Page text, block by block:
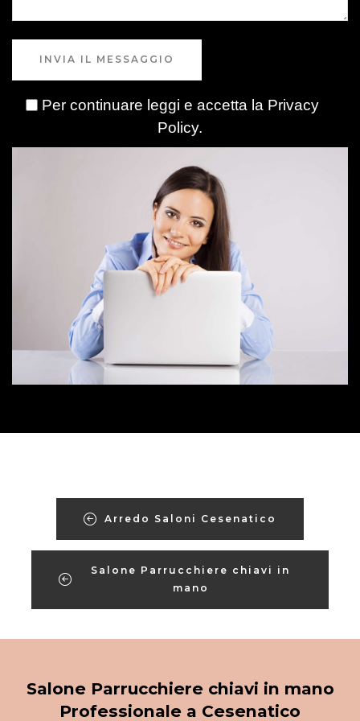
INVIA IL MESSAGGIO
Per continuare leggi e accetta la Privacy
Policy.
Arredo Saloni Cesenatico
Salone Parrucchiere chiavi in
mano
Salone Parrucchiere chiavi in mano
Professionale a Cesenatico